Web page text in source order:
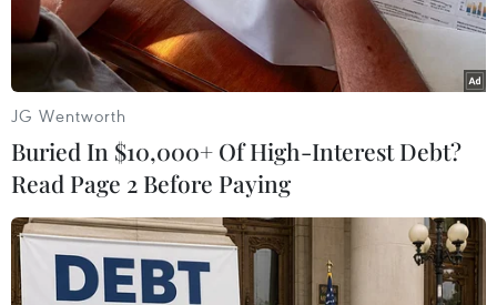
trọng.
JG Wentworth
Buried In $10,000+ Of High-Interest Debt?
Read Page 2 Before Paying